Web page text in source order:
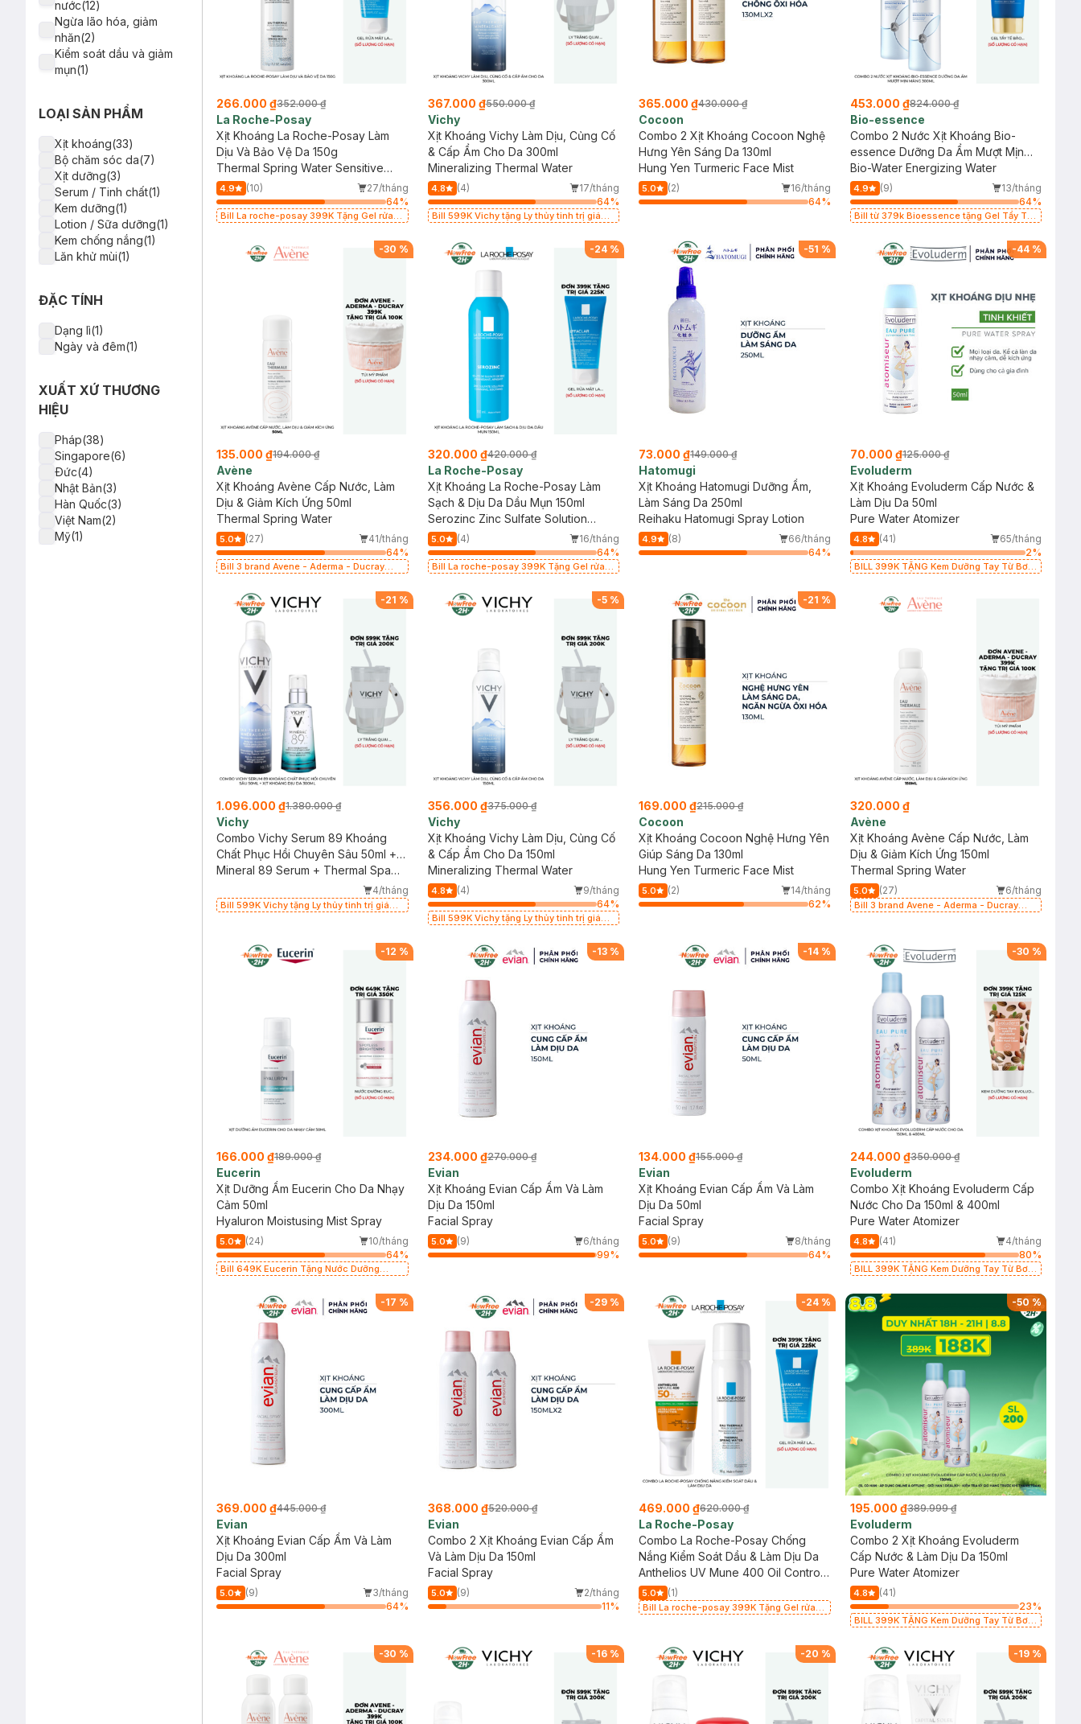
nước(12)
Ngừa lão hóa, giảm
nhăn(2)
Kiểm soát dầu và giảm
mụn(1)
LOẠI SẢN PHẨM
Xịt khoáng(33)
Bộ chăm sóc da(7)
Xịt dưỡng(3)
Serum / Tinh chất(1)
Kem dưỡng(1)
Lotion / Sữa dưỡng(1)
Kem chống nắng(1)
Lăn khử mùi(1)
ĐẶC TÍNH
Dạng lì(1)
Ngày và đêm(1)
XUẤT XỨ THƯƠNG
HIỆU
Pháp(38)
Singapore(6)
Ðức(4)
Nhật Bản(3)
Hàn Quốc(3)
Việt Nam(2)
Mỹ(1)
266.000 ₫352.000 ₫
La Roche-Posay
Xịt Khoáng La Roche-Posay Làm
Dịu Và Bảo Vệ Da 150g
Thermal Spring Water Sensitive
Skin
4.9 (10)
27/tháng
64%
Bill La roche-posay 399K Tặng Gel rửa
367.000 ₫550.000 ₫
Vichy
Xịt Khoáng Vichy Làm Dịu, Củng Cố
& Cấp Ẩm Cho Da 300ml
Mineralizing Thermal Water
4.8 (4)
17/tháng
64%
Bill 599K Vichy tặng Ly thủy tinh trị giá
365.000 ₫430.000 ₫
Cocoon
Combo 2 Xịt Khoáng Cocoon Nghệ
Hưng Yên Sáng Da 130ml
Hung Yen Turmeric Face Mist
5.0 (2)
16/tháng
64%
453.000 ₫824.000 ₫
Bio-essence
Combo 2 Nước Xịt Khoáng Bio-
essence Dưỡng Da Ẩm Mượt Mịn
Màng 300ml
Bio-Water Energizing Water
4.9 (9)
13/tháng
64%
Bill từ 379k Bioessence tặng Gel Tẩy Tế
-30 %
135.000 ₫194.000 ₫
Avène
Xịt Khoáng Avène Cấp Nước, Làm
Dịu & Giảm Kích Ứng 50ml
Thermal Spring Water
5.0 (27)
41/tháng
64%
Bill 3 brand Avene - Aderma - Ducray
(SL có hạn)
-24 %
320.000 ₫420.000 ₫
La Roche-Posay
Xịt Khoáng La Roche-Posay Làm
Sạch & Dịu Da Dầu Mụn 150ml
Serozinc Zinc Sulfate Solution
Cleansing, Soothing
5.0 (4)
16/tháng
64%
Bill La roche-posay 399K Tặng Gel rửa
-51 %
73.000 ₫149.000 ₫
Hatomugi
Xịt Khoáng Hatomugi Dưỡng Ẩm,
Làm Sáng Da 250ml
Reihaku Hatomugi Spray Lotion
4.9 (8)
66/tháng
64%
-44 %
70.000 ₫125.000 ₫
Evoluderm
Xịt Khoáng Evoluderm Cấp Nước &
Làm Dịu Da 50ml
Pure Water Atomizer
4.8 (41)
65/tháng
2%
BILL 399K TẶNG Kem Dưỡng Tay Từ Bơ
-21 %
1.096.000 ₫1.380.000 ₫
Vichy
Combo Vichy Serum 89 Khoáng
Chất Phục Hồi Chuyên Sâu 50ml +
Xịt Khoáng Dịu Da 300ml
Mineral 89 Serum + Thermal Spa
4/tháng
Bill 599K Vichy tặng Ly thủy tinh trị giá
-5 %
356.000 ₫375.000 ₫
Vichy
Xịt Khoáng Vichy Làm Dịu, Củng Cố
& Cấp Ẩm Cho Da 150ml
Mineralizing Thermal Water
4.8 (4)
9/tháng
64%
Bill 599K Vichy tặng Ly thủy tinh trị giá
-21 %
169.000 ₫215.000 ₫
Cocoon
Xịt Khoáng Cocoon Nghệ Hưng Yên
Giúp Sáng Da 130ml
Hung Yen Turmeric Face Mist
5.0 (2)
14/tháng
62%
320.000 ₫
Avène
Xịt Khoáng Avène Cấp Nước, Làm
Dịu & Giảm Kích Ứng 150ml
Thermal Spring Water
5.0 (27) 6/tháng
Bill 3 brand Avene - Aderma - Ducray
-12 %
166.000 ₫189.000 ₫
Eucerin
Xịt Dưỡng Ẩm Eucerin Cho Da Nhạy
Cảm 50ml
Hyaluron Moistusing Mist Spray
5.0 (24)
10/tháng
64%
Bill 649K Eucerin Tặng Nước Dưỡng
-13 %
234.000 ₫270.000 ₫
Evian
Xịt Khoáng Evian Cấp Ẩm Và Làm
Dịu Da 150ml
Facial Spray
5.0 (9)
6/tháng
99%
-14%
134.000 ₫155.000 ₫
Evian
Xịt Khoáng Evian Cấp Ẩm Và Làm
Dịu Da 50ml
Facial Spray
5.0 (9)
8/tháng
64%
-30 %
244.000 ₫350.000 ₫
Evoluderm
Combo Xịt Khoáng Evoluderm Cấp
Nước Cho Da 150ml & 400ml
Pure Water Atomizer
4.8 (41)
4/tháng
80%
BILL 399K TẶNG Kem Dưỡng Tay Từ Bơ
hạn)
-17 %
369.000 ₫445.000 ₫
Evian
Xịt Khoáng Evian Cấp Ẩm Và Làm
Dịu Da 300ml
Facial Spray
5.0 (9)
3/tháng
64%
-29 %
368.000 ₫520.000 ₫
Evian
Combo 2 Xịt Khoáng Evian Cấp Ẩm
Và Làm Dịu Da 150ml
Facial Spray
5.0 (9)
2/tháng
11%
-24%
469.000 ₫620.000 ₫
La Roche-Posay
Combo La Roche-Posay Chống
Nắng Kiểm Soát Dầu & Làm Dịu Da
Anthelios UV Mune 400 Oil Control
Gel-Cream 50ml & Thermal Spring
Water Sensitive Skin 50g
5.0 (1)
Bill La roche-posay 399K Tặng Gel rửa
-50 %
195.000 ₫389.999 ₫
Evoluderm
Combo 2 Xịt Khoáng Evoluderm
Cấp Nước & Làm Dịu Da 150ml
Pure Water Atomizer
4.8
(41)
23%
BILL 399K TẶNG Kem Dưỡng Tay Từ Bơ
-30 % -16 % -20 % -19 %